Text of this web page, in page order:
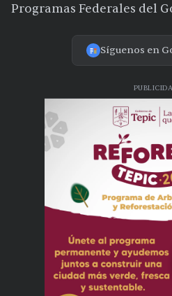
Programas Federales del
Síguenos en